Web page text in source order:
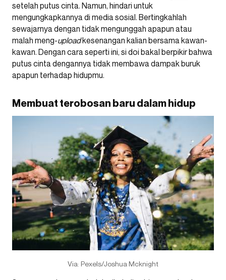
setelah putus cinta. Namun, hindari untuk
mengungkapkannya di media sosial. Bertingkahlah
sewajarnya dengan tidak mengunggah apapun atau
malah meng-uploadkesenangan kalian bersama kawan-
kawan. Dengan cara seperti ini, si doi bakal berpikir bahwa
putus cinta dengannya tidak membawa dampak buruk
apapun terhadap hidupmu.
Membuat terobosan baru dalam hidup
Via: Pexels/Joshua Mcknight